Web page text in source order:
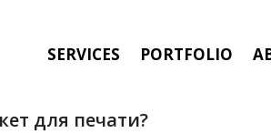
SERVICES PORTFOLIO
для печати?